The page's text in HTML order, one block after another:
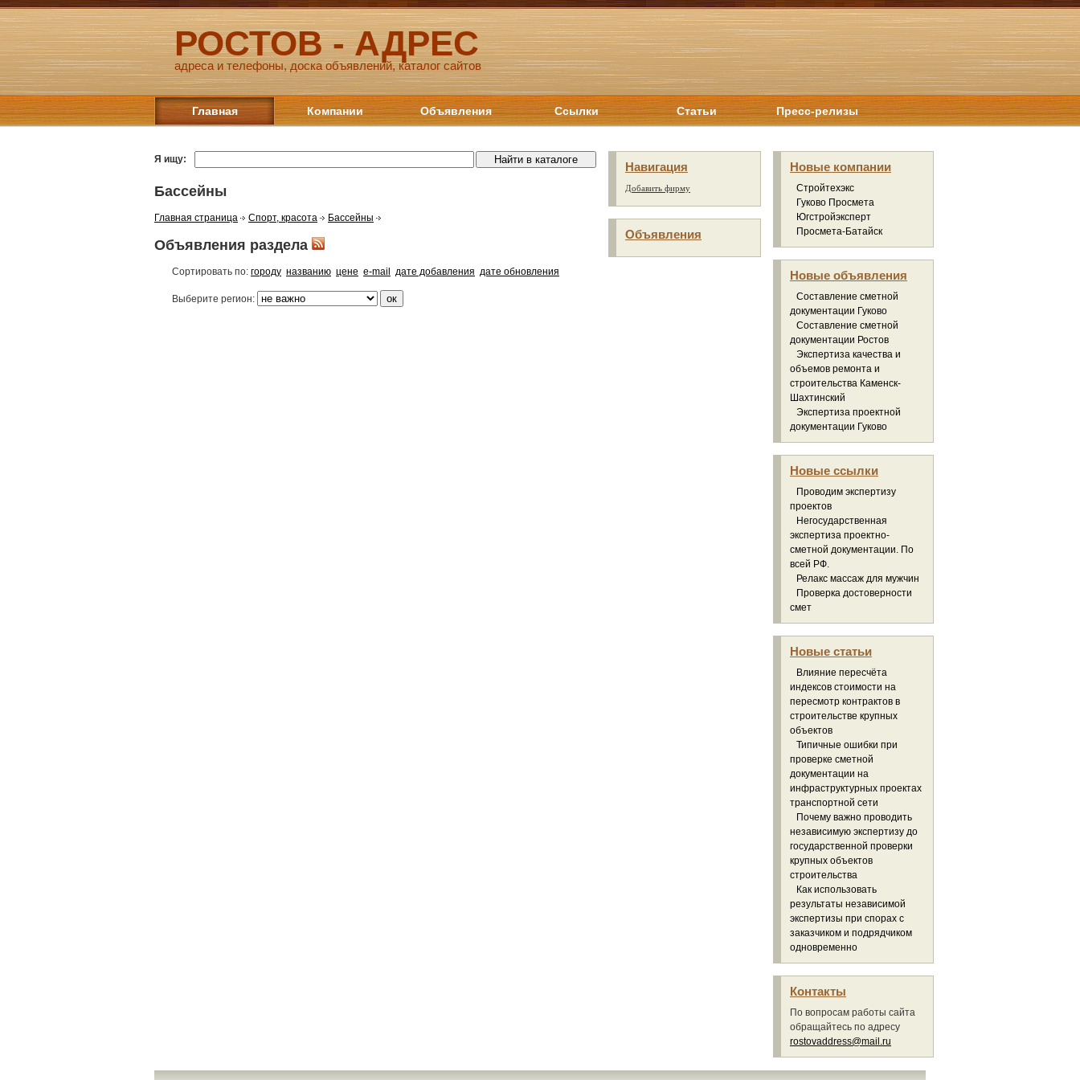
РОСТОВ - АДРЕС
адреса и телефоны, доска объявлений, каталог сайтов
Главная Компании Объявления Ссылки Статьи Пресс-релизы
Я ищу:
Бассейны
Главная страница Спорт, красота Бассейны
Объявления раздела
Сортировать по: городу названию цене e-mail дате добавления дате обновления
Выберите регион:
Навигация
Добавить фирму
Объявления
Новые компании
Стройтехэкс
Гуково Просмета
Югстройэксперт
Просмета-Батайск
Новые объявления
Составление сметной
документации Гуково
Составление сметной
документации Ростов
Экспертиза качества и
объемов ремонта и
строительства Каменск-
Шахтинский
Экспертиза проектной
документации Гуково
Новые ссылки
Проводим экспертизу
проектов
Негосударственная
экспертиза проектно-
сметной документации. По
всей РФ.
Релакс массаж для мужчин
Проверка достоверности
смет
Новые статьи
Влияние пересчёта
индексов стоимости на
пересмотр контрактов в
строительстве крупных
объектов
Типичные ошибки при
проверке сметной
документации на
инфраструктурных проектах
транспортной сети
Почему важно проводить
независимую экспертизу до
государственной проверки
крупных объектов
строительства
Как использовать
результаты независимой
экспертизы при спорах с
заказчиком и подрядчиком
одновременно
Контакты
По вопросам работы сайта
обращайтесь по адресу
rostovaddress@mail.ru